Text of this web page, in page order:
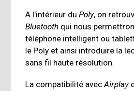
A l’intérieur duPoly, on
Bluetooth qui nous
téléphone intelligent ou
le Poly et ainsi introduire la
sans fil haute résolution.
La compatibilité avecAirplay